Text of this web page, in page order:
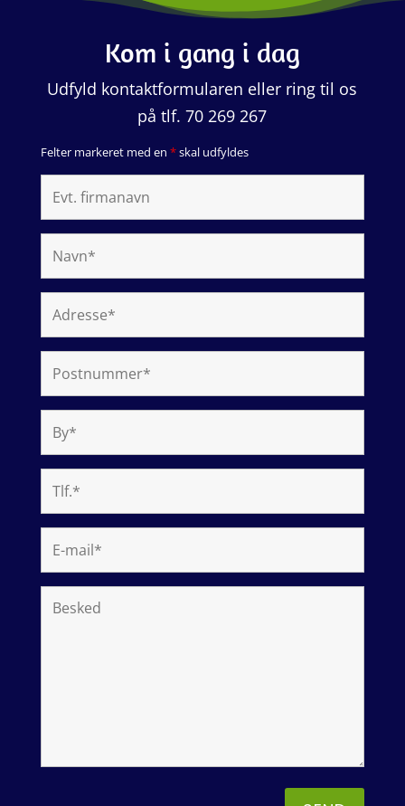
Kom i gang i dag
Udfyld kontaktformularen eller ring til os
på tlf. 70 269 267
Felter markeret med en *skal udfyldes